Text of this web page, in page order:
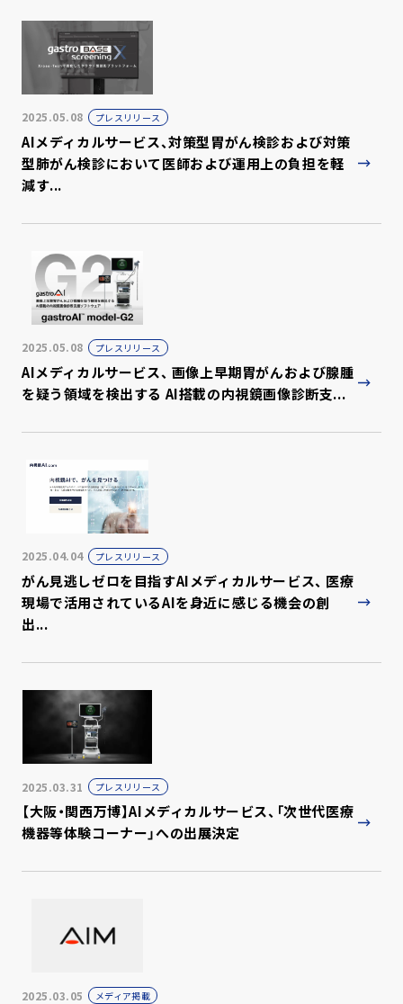
2025.05.08 プレスリリース
AIメディカルサービス、対策型胃がん検診および対策
型肺がん検診において医師および運用上の負担を軽
減す...
2025.05.08 プレスリリース
AIメディカルサービス、 画像上早期胃がんおよび腺腫
を疑う領域を検出する AI搭載の内視鏡画像診断支...
2025.04.04 プレスリリース
がん見逃しゼロを目指すAIメディカルサービス、 医療
現場で活用されているAIを身近に感じる機会の創
出...
2025.03.31 プレスリリース
【大阪・関西万博】AIメディカルサービス、「次世代医療
機器等体験コーナー」への出展決定
2025.03.05 メディア掲載